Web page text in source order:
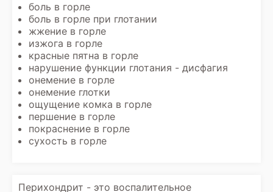
боль в горле
боль в горле при глотании
жжение в горле
изжога в горле
красные пятна в горле
нарушение функции глотания - дисфагия
онемение в горле
онемение глотки
ощущение комка в горле
першение в горле
покраснение в горле
сухость в горле
Перихондрит - это воспалительное